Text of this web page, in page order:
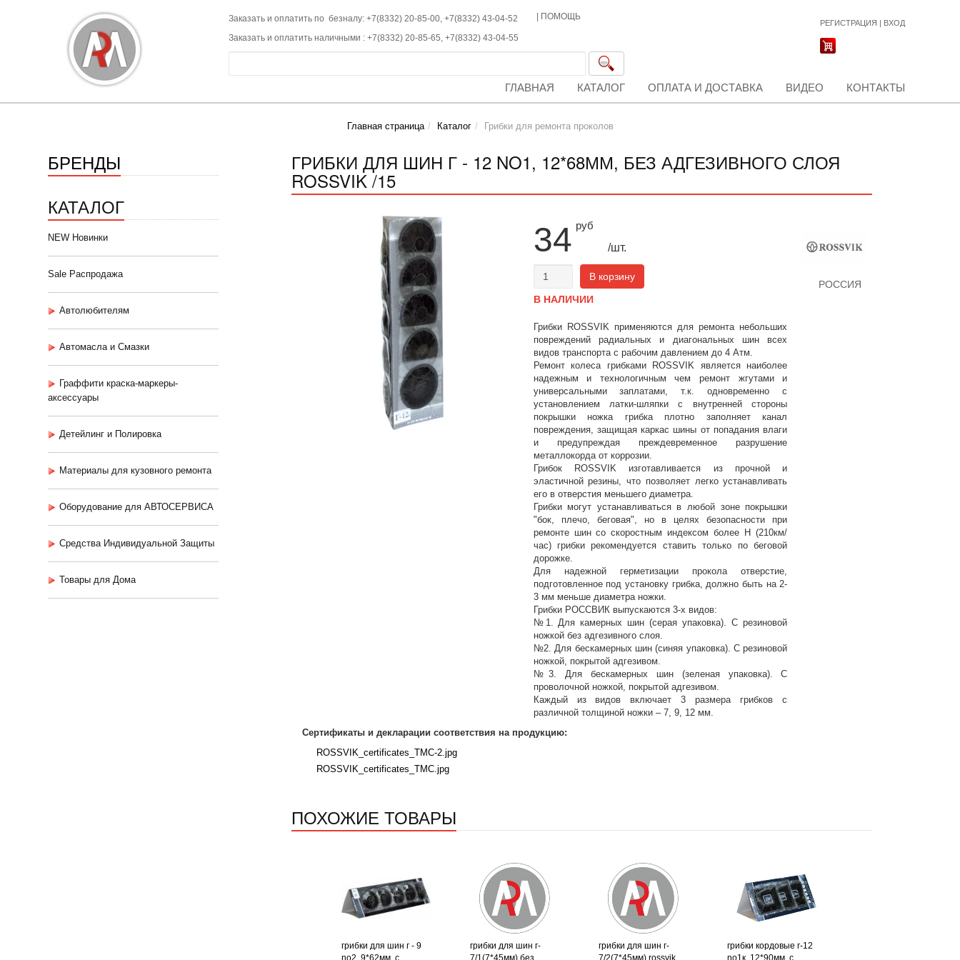
Заказать и оплатить по безналу: +7(8332) 20-85-00, +7(8332) 43-04-52
Заказать и оплатить наличными : +7(8332) 20-85-65, +7(8332) 43-04-55
ПОМОЩЬ
РЕГИСТРАЦИЯ | ВХОД
ГЛАВНАЯ КАТАЛОГ ОПЛАТА И ДОСТАВКА ВИДЕО КОНТАКТЫ
Главная страница Каталог Грибки для ремонта проколов
БРЕНДЫ
КАТАЛОГ
NEW Новинки
Sale Распродажа
Автолюбителям
Автомасла и Смазки
Граффити краска-маркеры-
аксессуары
Детейлинг и Полировка
Материалы для кузовного ремонта
Оборудование для АВТОСЕРВИСА
Средства Индивидуальной Защиты
Товары для Дома
ГРИБКИ ДЛЯ ШИН Г - 12 NO1, 12*68ММ, БЕЗ АДГЕЗИВНОГО СЛОЯ
ROSSVIK /15
34 руб
/шт.
В корзину
В НАЛИЧИИ
Грибки ROSSVIK применяются для ремонта небольших
повреждений радиальных и диагональных шин всех
видов транспорта с рабочим давлением до 4 Атм.
Ремонт колеса грибками ROSSVIK является наиболее
надежным и технологичным чем ремонт жгутами и
универсальными заплатами, т.к. одновременно с
установлением латки-шляпки с внутренней стороны
покрышки ножка грибка плотно заполняет канал
повреждения, защищая каркас шины от попадания влаги
и предупреждая преждевременное разрушение
металлокорда от коррозии.
Грибок ROSSVIK изготавливается из прочной и
эластичной резины, что позволяет легко устанавливать
его в отверстия меньшего диаметра.
Грибки могут устанавливаться в любой зоне покрышки
"бок, плечо, беговая", но в целях безопасности при
ремонте шин со скоростным индексом более Н (210км/
час) грибки рекомендуется ставить только по беговой
дорожке.
Для надежной герметизации прокола отверстие,
подготовленное под установку грибка, должно быть на 2-
3 мм меньше диаметра ножки.
Грибки РОССВИК выпускаются 3-х видов:
№1. Для камерных шин (серая упаковка). С резиновой
ножкой без адгезивного слоя.
№2. Для бескамерных шин (синяя упаковка). С резиновой
ножкой, покрытой адгезивом.
№3. Для бескамерных шин (зеленая упаковка). С
проволочной ножкой, покрытой адгезивом.
Каждый из видов включает 3 размера грибков с
различной толщиной ножки – 7, 9, 12 мм.
РОССИЯ
Сертификаты и декларации соответствия на продукцию:
ROSSVIK_certificates_TMC-2.jpg
ROSSVIK_certificates_TMC.jpg
ПОХОЖИЕ ТОВАРЫ
грибки для шин г - 9
no2, 9*62мм, с
грибки для шин г-
7/1(7*45мм) без
грибки для шин г-
7/2(7*45мм) rossvik
грибки кордовые г-12
no1к, 12*90мм, с